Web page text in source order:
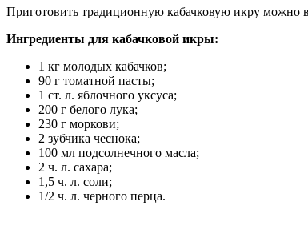
Приготовить традиционную кабачковую икру можно
Ингредиенты для кабачковой икры:
1 кг молодых кабачков;
90 г томатной пасты;
1 ст. л. яблочного уксуса;
200 г белого лука;
230 г моркови;
2 зубчика чеснока;
100 мл подсолнечного масла;
2 ч. л. сахара;
1,5 ч. л. соли;
1/2 ч. л. черного перца.